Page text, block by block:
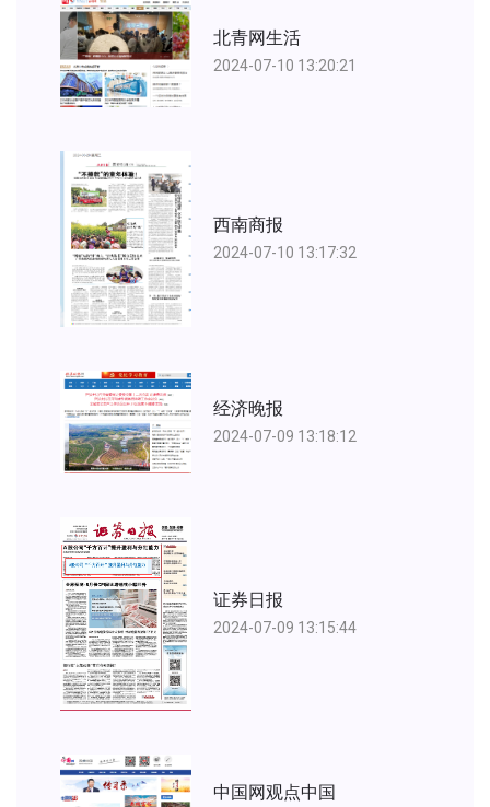
北青网生活
2024-07-10 13:20:21
西南商报
2024-07-10 13:17:32
经济晚报
2024-07-09 13:18:12
证券日报
2024-07-09 13:15:44
中国网观点中国